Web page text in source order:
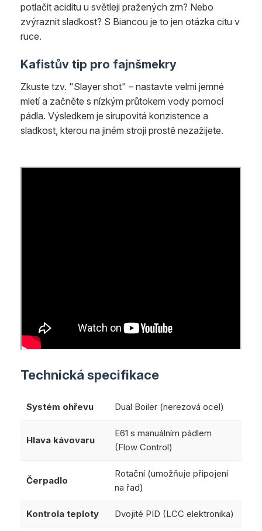
potlačit aciditu u světleji pražených zrn? Nebo
zvýraznit sladkost? S Biancou je to jen otázka citu v
ruce.
Kafistův tip pro fajnšmekry
Zkuste tzv. "Slayer shot" – nastavte velmi jemné
mletí a začněte s nízkým průtokem vody pomocí
pádla. Výsledkem je sirupovitá konzistence a
sladkost, kterou na jiném stroji prostě nezažijete.
Technická specifikace
Systém ohřevu Dual Boiler (nerezová ocel)
Hlava kávovaru
E61 s manuálním pádlem
(Flow Control)
Čerpadlo
Rotační (umožňuje připojení
na řad)
Kontrola teploty Dvojité PID (LCC elektronika)